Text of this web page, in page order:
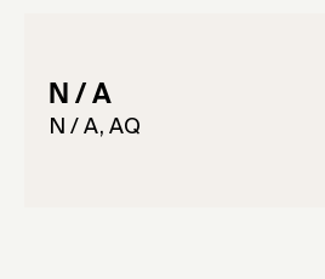
N / A
N / A, AQ